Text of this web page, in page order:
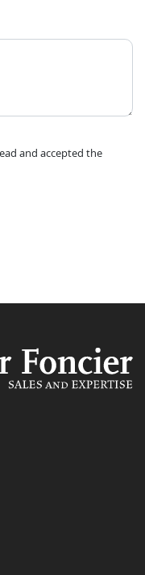
and accepted the